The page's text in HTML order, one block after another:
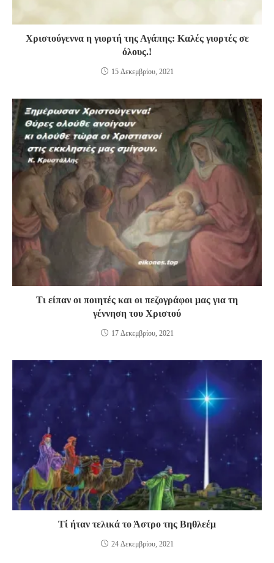
Χριστούγεννα η γιορτή της Αγάπης: Καλές γιορτές σε
όλους.!
15 Δεκεμβρίου, 2021
Τι είπαν οι ποιητές και οι πεζογράφοι μας για τη
γέννηση του Χριστού
17 Δεκεμβρίου, 2021
Τί ήταν τελικά το Άστρο της Βηθλεέμ
24 Δεκεμβρίου, 2021